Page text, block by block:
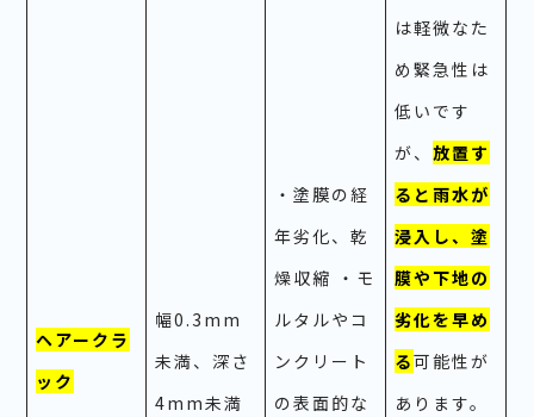
ヘアークラ
ック
幅0.3mm
未満、深さ
4mm未満
・塗膜の経
年劣化、乾
燥収縮 ・モ
ルタルやコ
ンクリート
の表面的な
は軽微なた
め緊急性は
低いです
が、放置す
ると雨水が
浸入し、塗
膜や下地の
劣化を早め
る可能性が
あります。